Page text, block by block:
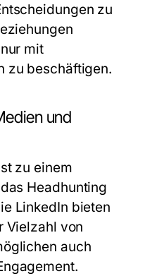
zu
mit
zu beschäftigen.
und
zu einem
Headhunting
LinkedIn bieten
Vielzahl von
auch